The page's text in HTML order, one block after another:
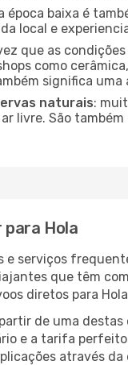
época baixa é
local e
que as
como
significa
naturais:
livre. São
para Hola
e serviços
que têm
diretos para
de uma
e a tarifa
através da